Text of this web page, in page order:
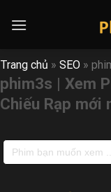
Trang chủ » SEO »
phim3s | Xem
Chiếu Rạp mới
Search
for: